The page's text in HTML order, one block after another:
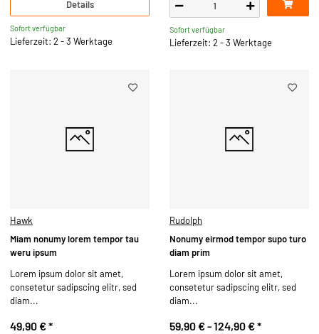
Details
Sofort verfügbar
Lieferzeit: 2 - 3 Werktage
Sofort verfügbar
Lieferzeit: 2 - 3 Werktage
Hawk
Miam nonumy lorem tempor tau
weru ipsum
Lorem ipsum dolor sit amet,
consetetur sadipscing elitr, sed
diam...
49,90 €*
Rudolph
Nonumy eirmod tempor supo turo
diam prim
Lorem ipsum dolor sit amet,
consetetur sadipscing elitr, sed
diam...
59,90 € -124,90 €*